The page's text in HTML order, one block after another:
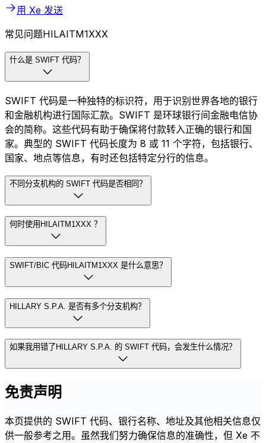
用 Xe 发送
常见问题HILAITM1XXX
什么是 SWIFT 代码？
SWIFT 代码是一种独特的标识符，用于识别世界各地的银行
和金融机构进行国际汇款。SWIFT 是环球银行间金融电信协
会的简称。这些代码有助于确保将付款转入正确的银行和国
家。典型的 SWIFT 代码长度为 8 或 11 个字符，包括银行、
国家、地点等信息，有时还包括特定分行的信息。
不同分支机构的 SWIFT 代码是否相同？
何时使用HILAITM1XXX ？
SWIFT/BIC 代码HILAITM1XXX 是什么意思？
HILLARY S.P.A. 是否有多个分支机构？
如果我用错了HILLARY S.P.A. 的 SWIFT 代码，会发生什么情况？
免责声明
本页提供的 SWIFT 代码、银行名称、地址及其他相关信息仅
供一般参考之用。虽然我们努力确保信息的准确性，但 Xe 不